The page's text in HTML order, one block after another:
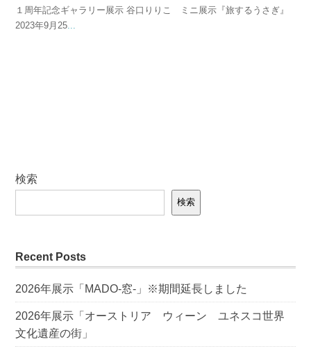
１周年記念ギャラリー展示 谷口りりこ ミニ展示『旅するうさぎ』
2023年9月25
検索
検索
Recent Posts
2026年展示「MADO-窓-」※期間延長しました
2026年展示「オーストリア ウィーン ユネスコ世界
文化遺産の街」